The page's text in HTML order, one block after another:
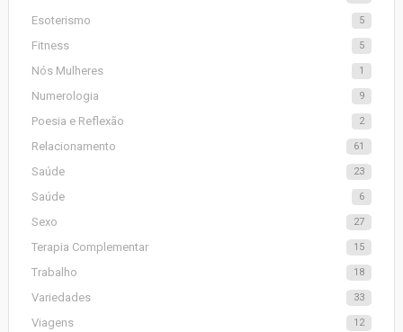
Esoterismo 5
Fitness 5
Nós Mulheres 1
Numerologia 9
Poesia e Reflexão 2
Relacionamento 61
Saúde 23
Saúde 6
Sexo 27
Terapia Complementar 15
Trabalho 18
Variedades 33
Viagens 12